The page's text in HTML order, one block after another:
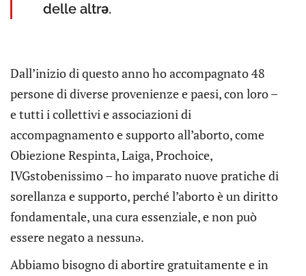
delle altrə.
Dall’inizio di questo anno ho accompagnato 48
persone di diverse provenienze e paesi, con loro –
e tutti i collettivi e associazioni di
accompagnamento e supporto all’aborto, come
Obiezione Respinta, Laiga, Prochoice,
IVGstobenissimo – ho imparato nuove pratiche di
sorellanza e supporto, perché l’aborto è un diritto
fondamentale, una cura essenziale, e non può
essere negato a nessunə.
Abbiamo bisogno di abortire gratuitamente e in